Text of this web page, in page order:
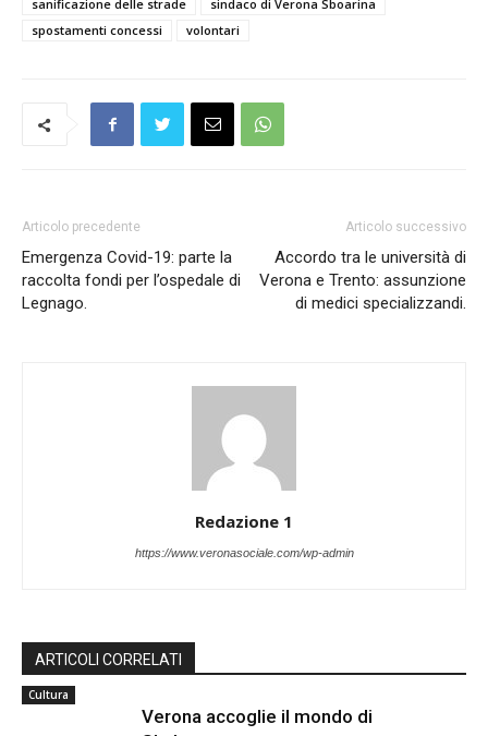
sanificazione delle strade
sindaco di Verona Sboarina
spostamenti concessi
volontari
Articolo precedente
Emergenza Covid-19: parte la
raccolta fondi per l’ospedale di
Legnago.
Articolo successivo
Accordo tra le università di
Verona e Trento: assunzione
di medici specializzandi.
Redazione 1
https://www.veronasociale.com/wp-admin
ARTICOLI CORRELATI
Cultura
Verona accoglie il mondo di